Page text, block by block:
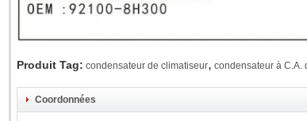
Produit Tag: condensateur de climatiseur, condensateur à C.A.
Coordonnées